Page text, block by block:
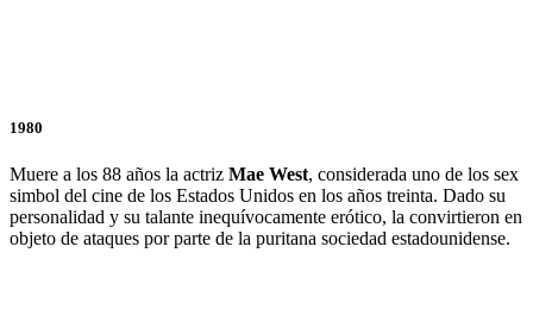
1980
Muere a los 88 años la actriz Mae West, considerada uno de los sex
simbol del cine de los Estados Unidos en los años treinta. Dado su
personalidad y su talante inequívocamente erótico, la convirtieron en
objeto de ataques por parte de la puritana sociedad estadounidense.